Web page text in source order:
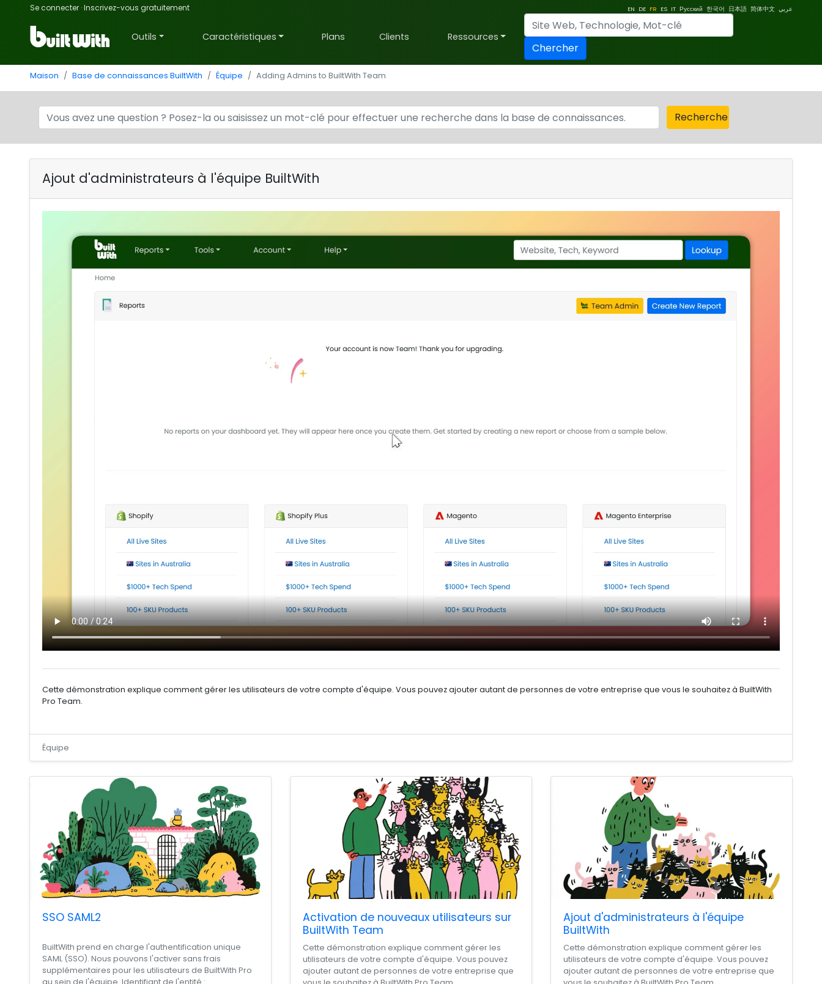
Se connecter ·Inscrivez-vous gratuitement EN DE FR ES IT Русский 한국어 日本語 简体中文 عربي
Outils Caractéristiques Plans Clients Ressources
Chercher
Maison Base de connaissances BuiltWith Équipe Adding Admins to BuiltWith Team
Recherche
Ajout d'administrateurs à l'équipe BuiltWith
Cette démonstration explique comment gérer les utilisateurs de votre compte d'équipe. Vous pouvez ajouter autant de personnes de votre entreprise que vous le souhaitez à BuiltWith
Pro Team.
Équipe
SSO SAML2
BuiltWith prend en charge l'authentification unique
SAML (SSO). Nous pouvons l'activer sans frais
supplémentaires pour les utilisateurs de BuiltWith Pro
Activation de nouveaux utilisateurs sur
BuiltWith Team
Cette démonstration explique comment gérer les
utilisateurs de votre compte d'équipe. Vous pouvez
ajouter autant de personnes de votre entreprise que
Ajout d'administrateurs à l'équipe
BuiltWith
Cette démonstration explique comment gérer les
utilisateurs de votre compte d'équipe. Vous pouvez
ajouter autant de personnes de votre entreprise que